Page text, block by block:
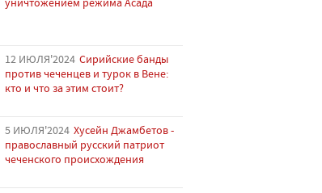
12 ИЮЛЯ'2024 Сирийские банды
против чеченцев и турок в Вене:
кто и что за этим стоит?
5 ИЮЛЯ'2024 Хусейн Джамбетов -
православный русский патриот
чеченского происхождения